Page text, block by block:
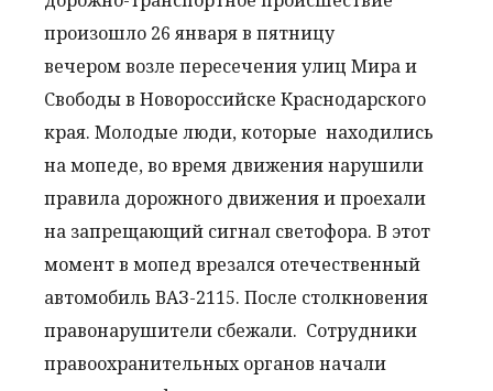
произошло 26 января в пятницу
вечером возле пересечения улиц Мира и
Свободы в Новороссийске Краснодарского
края. Молодые люди, которые находились
на мопеде, во время движения нарушили
правила дорожного движения и проехали
на запрещающий сигнал светофора. В этот
момент в мопед врезался отечественный
автомобиль ВАЗ-2115. После столкновения
правонарушители сбежали. Сотрудники
правоохранительных органов начали